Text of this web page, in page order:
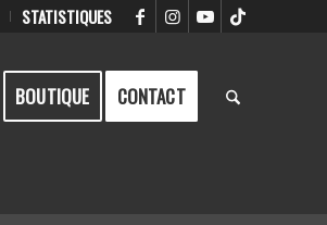
STATISTIQUES
BOUTIQUE CONTACT